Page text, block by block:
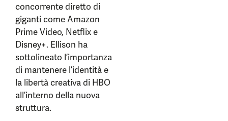
concorrente diretto di
giganti come Amazon
Prime Video, Netflix e
Disney+. Ellison ha
sottolineato l’importanza
di mantenere l’identità e
la libertà creativa di HBO
all’interno della nuova
struttura.